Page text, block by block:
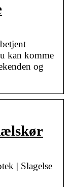
kan komme
og
| Slagelse